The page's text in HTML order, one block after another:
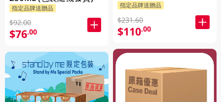
指定品牌送贈品
$92.00
$76.00
指定品牌送贈品
$231.60
$110.00